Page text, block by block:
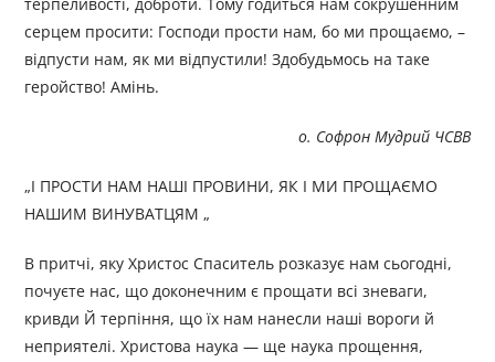
серцем просити: Господи прости нам, бо ми прощаємо, –
відпусти нам, як ми відпустили! Здобудьмось на таке
геройство! Амінь.
о. Софрон Мудрий ЧСВВ
„І ПРОСТИ НАМ НАШІ ПРОВИНИ, ЯК І МИ ПРОЩАЄМО
НАШИМ ВИНУВАТЦЯМ „
В притчі, яку Христос Спаситель розказує нам сьогодні,
почуєте нас, що доконечним є прощати всі зневаги,
кривди Й терпіння, що їх нам нанесли наші вороги й
неприятелі. Христова наука — ще наука прощення,